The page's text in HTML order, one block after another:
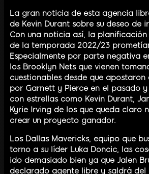
La gran noticia de esta agencia
de Kevin Durant sobre su deseo de
Con una noticia así, la
de la temporada 2022/23
Especialmente por parte negativa
los Brooklyn Nets que vienen
cuestionables desde que
por Garnett y Pierce en el pasado
con estrellas como Kevin Durant,
Kyrie Irving de los que queda claro
crear un proyecto ganador.
Los Dallas Mavericks, equipo que
torno a su líder Luka Doncic, las
ido demasiado bien ya que Jalen
declarado agente libre y saldrá del